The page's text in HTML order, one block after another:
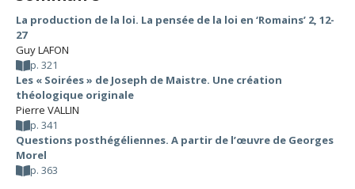
La production de la loi. La pensée de la loi en ‘Romains’ 2, 12-
27
Guy LAFON
p. 321
Les « Soirées » de Joseph de Maistre. Une création
théologique originale
Pierre VALLIN
p. 341
Questions posthégéliennes. A partir de l’œuvre de Georges
Morel
p. 363